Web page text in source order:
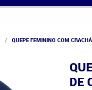
QUEPE FEMININO COM
DE